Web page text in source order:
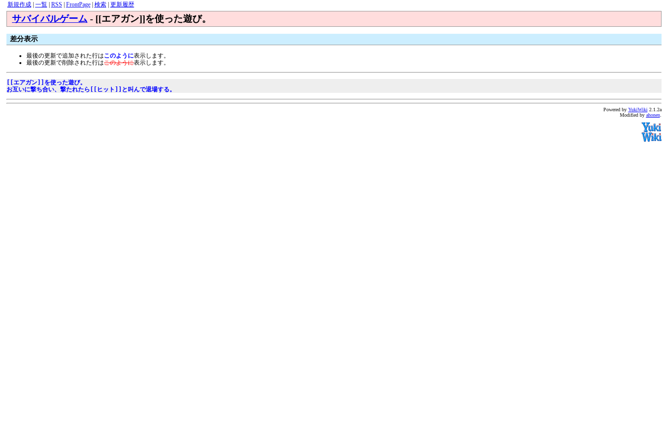
新規作成| 一覧| RSS FrontPage| 検索| 更新履歴
サバイバルゲーム - [[エアガン]]を使った遊び。
差分表示
最後の更新で追加された行はこのように表示します。
最後の更新で削除された行はこのように表示します。
[[エアガン]]を使った遊び。
お互いに撃ち合い、撃たれたら[[ヒット]]と叫んで退場する。
Powered by YukiWiki 2.1.2a
Modified by ahonen.